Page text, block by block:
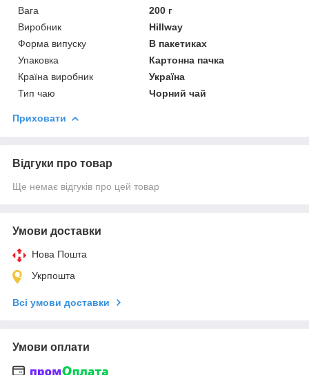
Вага
200 г
Виробник
Hillway
Форма випуску
В пакетиках
Упаковка
Картонна пачка
Країна виробник
Україна
Тип чаю
Чорний чай
Приховати
Відгуки про товар
Ще немає відгуків про цей товар
Умови доставки
Нова Пошта
Укрпошта
Всі умови доставки
Умови оплати